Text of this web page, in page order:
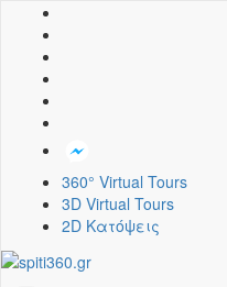
360° Virtual Tours
3D Virtual Tours
2D Κατόψεις